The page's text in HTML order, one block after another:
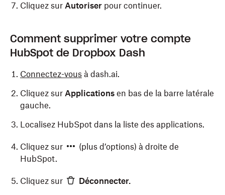
Cliquez sur Autoriser pour continuer.
Comment supprimer votre compte
HubSpot de Dropbox Dash
Connectez-vous à dash.ai.
Cliquez sur Applications en bas de la barre latérale
gauche.
Localisez HubSpot dans la liste des applications.
Cliquez sur
(plus d’options) à droite de
HubSpot.
Cliquez sur Déconnecter.